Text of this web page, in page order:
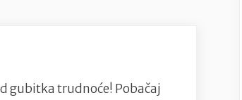
gubitka trudnoće! Pobačaj